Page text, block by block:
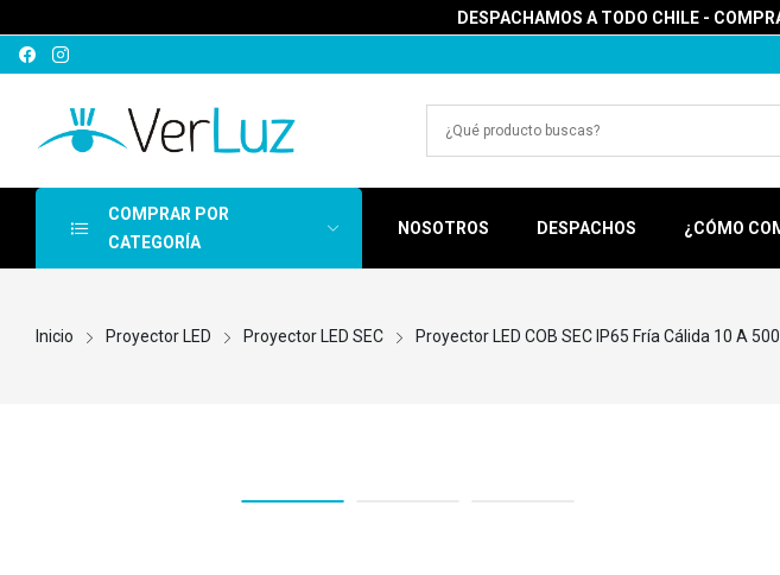
DESPACHAMOS A TODO CHILE -
COMPRAR POR
CATEGORÍA
NOSOTROS DESPACHOS ¿CÓMO
Inicio Proyector LED Proyector LED SEC Proyector LED COB SEC IP65 Fría Cálida 10 A